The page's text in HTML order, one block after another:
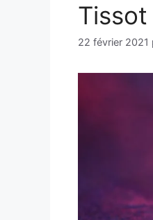
Tissot
22 février 2021